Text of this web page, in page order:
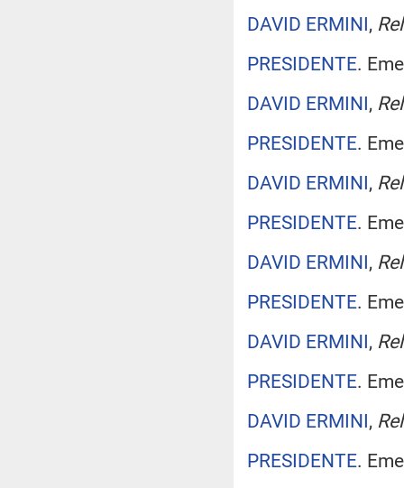
DAVID ERMINI,
PRESIDENTE.
DAVID ERMINI,
PRESIDENTE.
DAVID ERMINI,
PRESIDENTE.
DAVID ERMINI,
PRESIDENTE.
DAVID ERMINI,
PRESIDENTE.
DAVID ERMINI,
PRESIDENTE.